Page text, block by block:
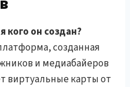
кого он создан?
созданная
и медиабайеров
виртуальные карты от